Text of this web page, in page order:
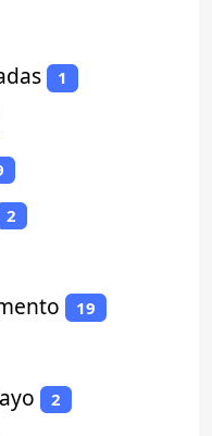
1
2
19
2